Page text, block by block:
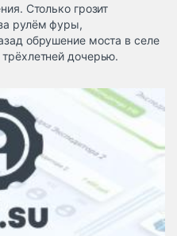
шины
и
Дзен
Столько грозит
рулём фуры,
обрушение моста в селе
дочерью.